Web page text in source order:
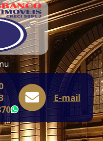
WhatsApp
E-mail